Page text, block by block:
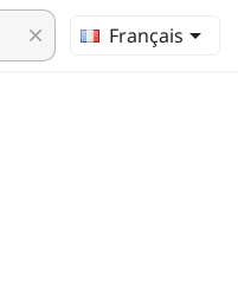
clear Français